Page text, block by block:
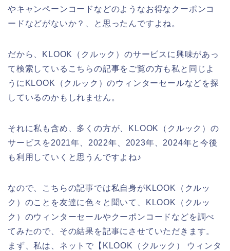
やキャンペーンコードなどのようなお得なクーポンコ
ードなどがないか？、と思ったんですよね。
だから、KLOOK（クルック）のサービスに興味があっ
て検索しているこちらの記事をご覧の方も私と同じよ
うにKLOOK（クルック）のウィンターセールなどを探
しているのかもしれません。
それに私も含め、多くの方が、KLOOK（クルック）の
サービスを2021年、2022年、2023年、2024年と今後
も利用していくと思うんですよね♪
なので、こちらの記事では私自身がKLOOK（クルッ
ク）のことを友達に色々と聞いて、KLOOK（クルッ
ク）のウィンターセールやクーポンコードなどを調べ
てみたので、その結果を記事にさせていただきます。
まず、私は、ネットで【KLOOK（クルック） ウィンタ